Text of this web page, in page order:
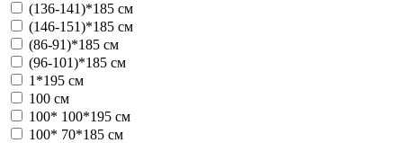
(136-141)*185 см
(146-151)*185 см
(86-91)*185 см
(96-101)*185 см
1*195 см
100 см
100* 100*195 см
100* 70*185 см